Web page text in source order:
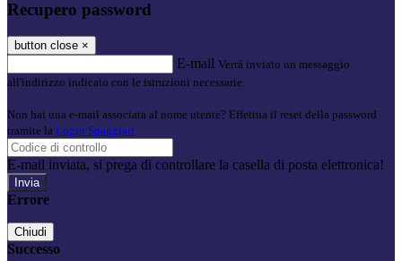
Recupero password
button close ×
E-mail Verrà inviato un messaggio
all'indirizzo indicato con le istruzioni necessarie.
Non hai una e-mail associata al nome utente? Effettua il reset della password
tramite la Login Spaggiari
E-mail inviata, si prega di controllare la casella di posta elettronica!
Errore
Chiudi
Successo